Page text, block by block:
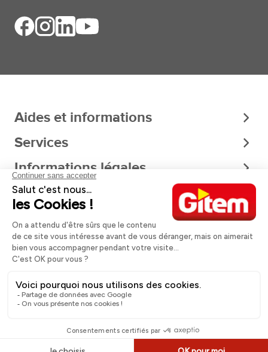
Réserver en magasin
Aides et informations
Services
Informations légales
A propos
Nos magasins